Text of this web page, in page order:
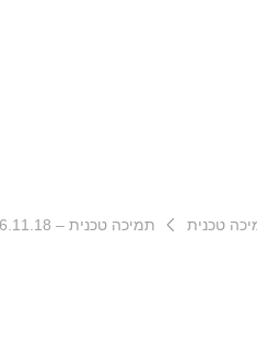
טכנית תמיכה טכנית – 26.11.18